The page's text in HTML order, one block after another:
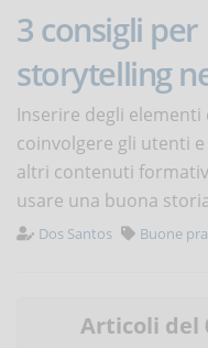
3 consigli
storytelling
Inserire degli
coinvolgere gli utenti
altri contenuti
usare una buona
Dos Santos Buone
Articoli del